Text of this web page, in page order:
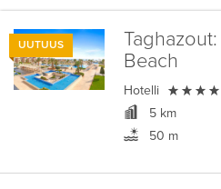
UUTUUS Taghazout:
Beach
Hotelli 
5 km
50 m